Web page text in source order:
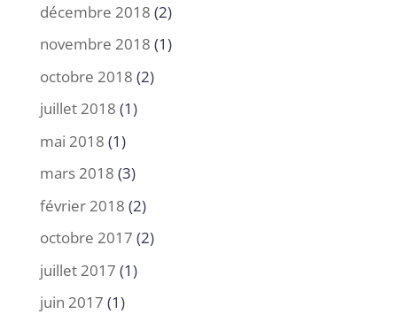
décembre 2018 (2)
novembre 2018 (1)
octobre 2018 (2)
juillet 2018 (1)
mai 2018 (1)
mars 2018 (3)
février 2018 (2)
octobre 2017 (2)
juillet 2017 (1)
juin 2017 (1)